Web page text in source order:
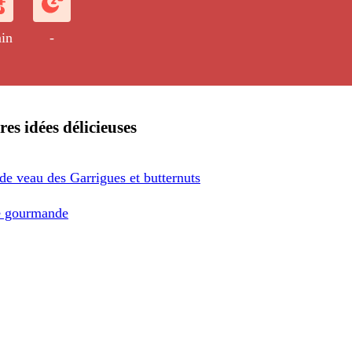
-
idées délicieuses
veau des Garrigues et butternuts
gourmande